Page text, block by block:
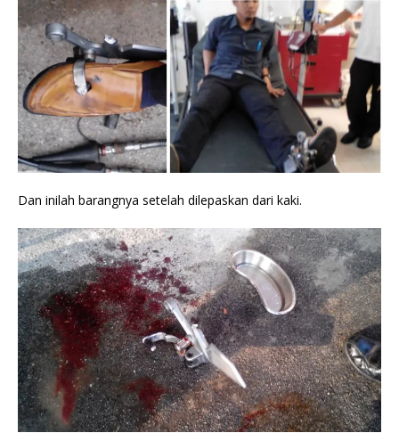
Dan inilah barangnya setelah dilepaskan dari kaki.